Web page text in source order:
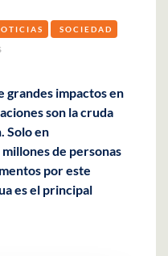
SOCIEDAD
grandes impactos en
son la cruda
Solo en
de personas
por este
es el principal